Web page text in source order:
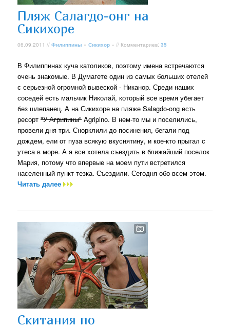
Пляж Салагдо-онг на
Сикихоре
06.09.2011 //Филиппины »Сикихор » // Комментариев:35
В Филиппинах куча католиков, поэтому имена встречаются
очень знакомые. В Думагете один из самых больших отелей
с серьезной огромной вывеской - Никанор. Среди наших
соседей есть мальчик Николай, который все время убегает
без шлепанец. А на Сикихоре на пляже Salagdo-ong есть
ресорт"У Агрипины" Agripino. В нем-то мы и поселились,
провели дня три. Снорклили до посинения, бегали под
дождем, ели от пуза всякую вкуснятину, и кое-кто прыгал с
утеса в море. А я все хотела съездить в ближайший поселок
Мария, потому что впервые на моем пути встретился
населенный пункт-тезка. Съездили. Сегодня обо всем этом.
Читать далее
Скитания по